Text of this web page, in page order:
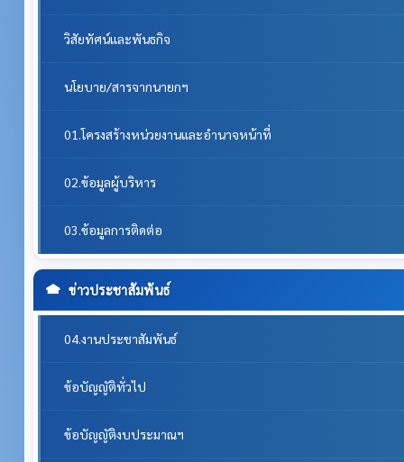
วิสัยทัศน์และพันธกิจ
นโยบาย/สารจากนายกฯ
01.โครงสร้างหน่วยงานและอำนาจหน้าที่
02.ข้อมูลผู้บริหาร
03.ข้อมูลการติดต่อ
ข่าวประชาสัมพันธ์
04.งานประชาสัมพันธ์
ข้อบัญญัติทั่วไป
ข้อบัญญัติงบประมาณฯ